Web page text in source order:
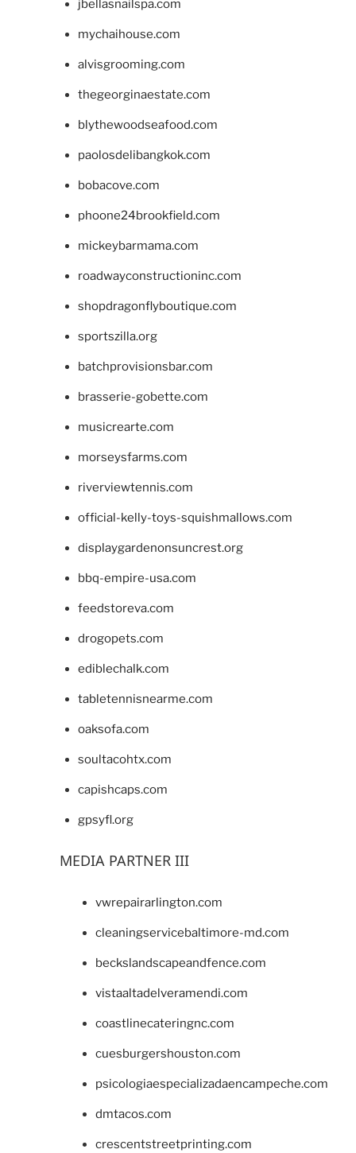
jbellasnailspa.com
mychaihouse.com
alvisgrooming.com
thegeorginaestate.com
blythewoodseafood.com
paolosdelibangkok.com
bobacove.com
phoone24brookfield.com
mickeybarmama.com
roadwayconstructioninc.com
shopdragonflyboutique.com
sportszilla.org
batchprovisionsbar.com
brasserie-gobette.com
musicrearte.com
morseysfarms.com
riverviewtennis.com
official-kelly-toys-squishmallows.com
displaygardenonsuncrest.org
bbq-empire-usa.com
feedstoreva.com
drogopets.com
ediblechalk.com
tabletennisnearme.com
oaksofa.com
soultacohtx.com
capishcaps.com
gpsyfl.org
MEDIA PARTNER III
vwrepairarlington.com
cleaningservicebaltimore-md.com
beckslandscapeandfence.com
vistaaltadelveramendi.com
coastlinecateringnc.com
cuesburgershouston.com
psicologiaespecializadaencampeche.com
dmtacos.com
crescentstreetprinting.com